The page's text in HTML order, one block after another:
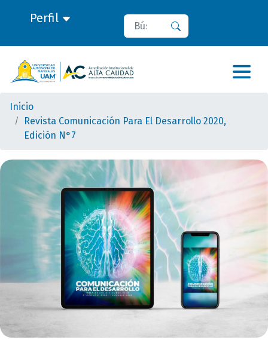
Perfil Buscar
Inicio
Revista Comunicación Para El Desarrollo 2020,
Edición N°7